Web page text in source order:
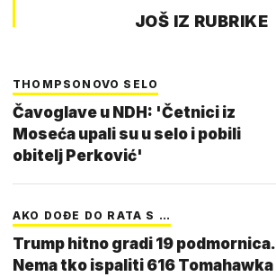
JOŠ IZ RUBRIKE
THOMPSONOVO SELO
Čavoglave u NDH: 'Četnici iz
Moseća upali su u selo i pobili
obitelj Perković'
AKO DOĐE DO RATA S …
Trump hitno gradi 19 podmornica.
Nema tko ispaliti 616 Tomahawka